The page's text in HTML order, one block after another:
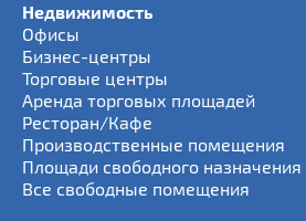
Недвижимость
Офисы
Бизнес-центры
Торговые центры
Аренда торговых площадей
Ресторан/Кафе
Производственные помещения
Площади свободного назначения
Все свободные помещения